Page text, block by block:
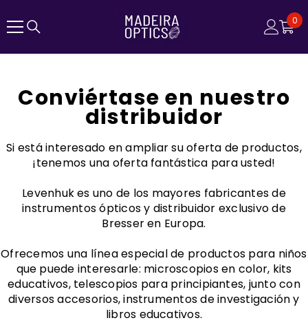
0
0
Conviértase en nuestro
distribuidor
Si está interesado en ampliar su oferta de productos,
¡tenemos una oferta fantástica para usted!
Levenhuk es uno de los mayores fabricantes de
instrumentos ópticos y distribuidor exclusivo de
Bresser en Europa.
Ofrecemos una línea especial de productos para niños
que puede interesarle: microscopios en color, kits
educativos, telescopios para principiantes, junto con
diversos accesorios, instrumentos de investigación y
libros educativos.